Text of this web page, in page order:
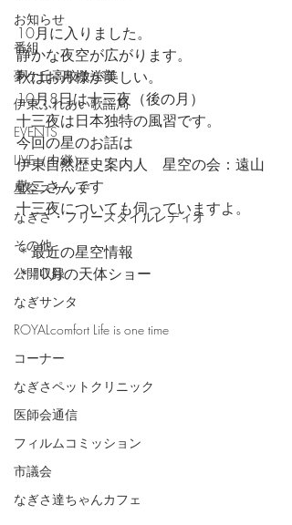
お知らせ
番組
夢ケ丘高校放送部
伊東ふれあい歌謡局
EVENTS
LIVE（中継）
星空スケッチ
なぎさ・フリースタイルレディオ
その他
公開収録
なぎサンタ
ROYALcomfort Life is one time
コーナー
なぎさペットクリニック
医師会通信
フィルムコミッション
市議会
なぎさ達ちゃんカフェ
10月に入りました。
静かな夜空が広がります。
秋はお月様が美しい。
10月8日は十三夜（後の月）
十三夜は日本独特の風習です。
今回の星のお話は
伊東自然歴史案内人　星空の会：遠山
敬二さんです
十三夜についても伺っていますよ。
＊最近の星空情報
＊10月の天体ショー